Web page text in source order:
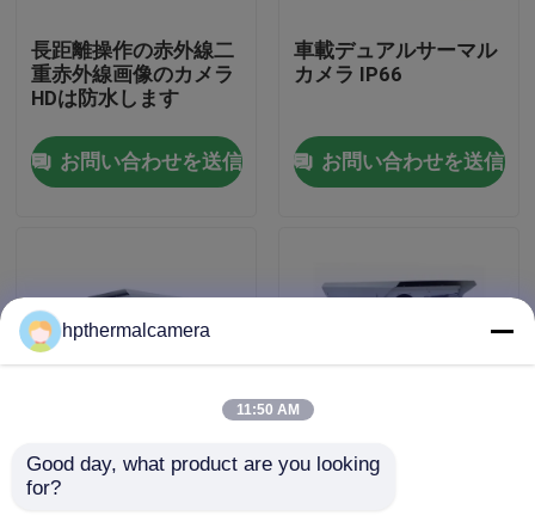
工場 ツアー
品質管理
ニュース
事件
長距離操作の赤外線二
重赤外線画像のカメラ
HDは防水します
お問い合わせを送信
車載デュアルサーマル
カメラ IP66
お問い合わせを送信
監視 熱画像カメラ 双
センサー 高精度 /-2°C
9 Hzフレームレート 高
hpthermalcamera
11:50 AM
Good day, what product are you looking
for?